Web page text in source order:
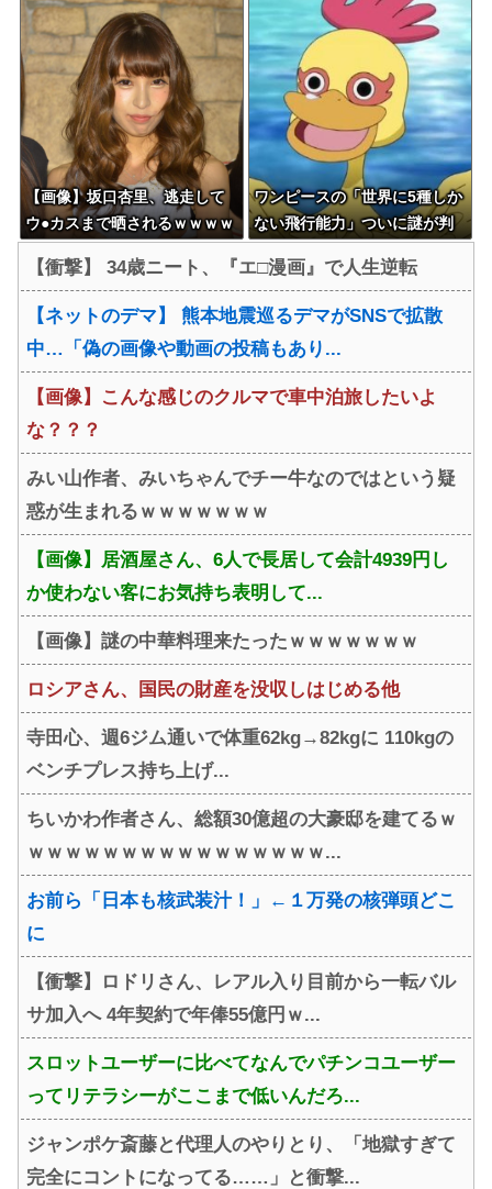
【画像】坂口杏里、逃走して
ウ●カスまで晒されるｗｗｗｗ
ワンピースの「世界に5種しか
ない飛行能力」ついに謎が判
【衝撃】 34歳ニート、『エ□漫画』で人生逆転
【ネットのデマ】 熊本地震巡るデマがSNSで拡散
中…「偽の画像や動画の投稿もあり...
【画像】こんな感じのクルマで車中泊旅したいよ
な？？？
みい山作者、みいちゃんでチー牛なのではという疑
惑が生まれるｗｗｗｗｗｗｗ
【画像】居酒屋さん、6人で長居して会計4939円し
か使わない客にお気持ち表明して...
【画像】謎の中華料理来たったｗｗｗｗｗｗｗ
ロシアさん、国民の財産を没収しはじめる他
寺田心、週6ジム通いで体重62kg→82kgに 110kgの
ベンチプレス持ち上げ...
ちいかわ作者さん、総額30億超の大豪邸を建てるｗ
ｗｗｗｗｗｗｗｗｗｗｗｗｗｗｗｗ...
お前ら「日本も核武装汁！」←１万発の核弾頭どこ
に
【衝撃】ロドリさん、レアル入り目前から一転バル
サ加入へ 4年契約で年俸55億円ｗ...
スロットユーザーに比べてなんでパチンコユーザー
ってリテラシーがここまで低いんだろ...
ジャンポケ斎藤と代理人のやりとり、「地獄すぎて
完全にコントになってる……」と衝撃...